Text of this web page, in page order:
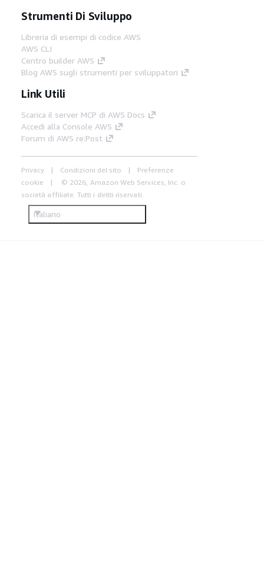
Strumenti Di Sviluppo
Libreria di esempi di codice AWS
AWS CLI
Centro builder AWS
Blog AWS sugli strumenti per sviluppatori
Link Utili
Scarica il server MCP di AWS Docs
Accedi alla Console AWS
Forum di AWS re:Post
Privacy Condizioni del sito
Preferenze
cookie
© 2026, Amazon Web Services, Inc. o
società affiliate. Tutti i diritti riservati.
Italiano